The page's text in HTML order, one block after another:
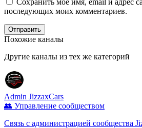
последующих моих комментариев.
Отправить
Похожие каналы
Другие каналы из тех же категорий
Admin JizzaxCars
👥 Управление сообществом
Связь с администрацией сообщества